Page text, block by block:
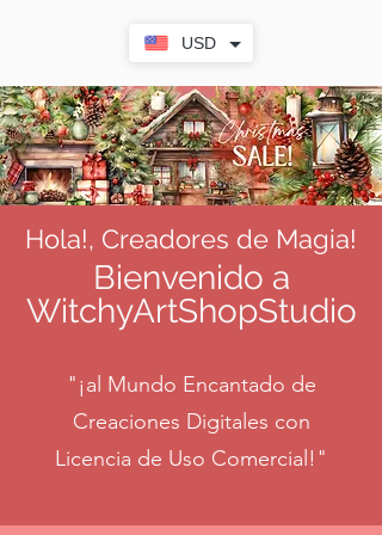
USD
Hola!, Creadores de Magia!
Bienvenido a
WitchyArtShopStudio
"¡al Mundo Encantado de
Creaciones Digitales con
Licencia de Uso Comercial!"